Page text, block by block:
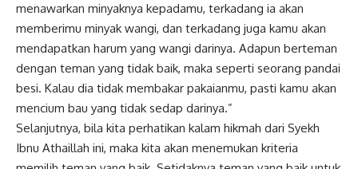
menawarkan minyaknya kepadamu, terkadang ia akan
memberimu minyak wangi, dan terkadang juga kamu akan
mendapatkan harum yang wangi darinya. Adapun berteman
dengan teman yang tidak baik, maka seperti seorang pandai
besi. Kalau dia tidak membakar pakaianmu, pasti kamu akan
mencium bau yang tidak sedap darinya.”
Selanjutnya, bila kita perhatikan kalam hikmah dari Syekh
Ibnu Athaillah ini, maka kita akan menemukan kriteria